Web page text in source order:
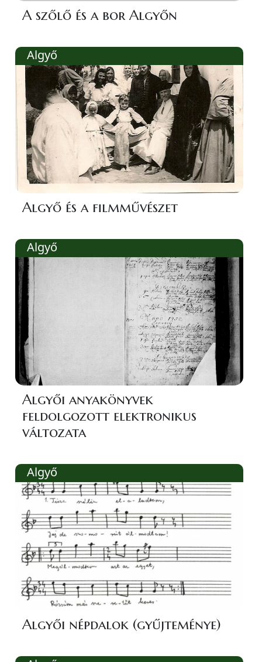
A szőlő és a bor Algyőn
Algyő
Algyő és a filmművészet
Algyő
Algyői anyakönyvek
feldolgozott elektronikus
változata
Algyő
Algyői népdalok (gyűjteménye)